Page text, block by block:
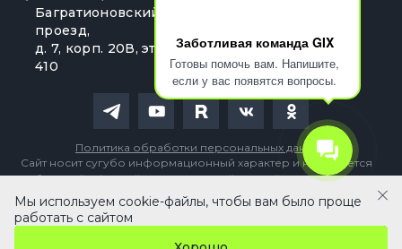
Заботливая команда GIX
Готовы помочь вам. Напишите,
если у вас появятся вопросы.
Багратионовский
проезд,
д. 7, корп. 20В, эт. 4, оф.
410
Сайт носит сугубо информационный характер и не является
публичной офертой, определяемой Статьей 437 (2) ГК РФ
Политика обработки персональных данных
В корзину
Мы используем cookie-файлы, чтобы вам было проще
работать с сайтом